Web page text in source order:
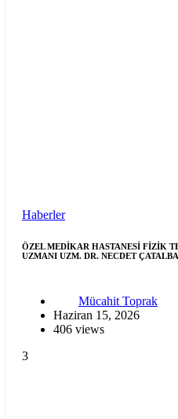
Haberler
ÖZEL MEDİKAR HASTANESİ FİZİK
UZMANI UZM. DR. NECDET
Mücahit Toprak
Haziran 15, 2026
406 views
3